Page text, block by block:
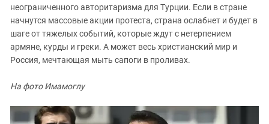
неограниченного авторитаризма для Турции. Если в стране
начнутся массовые акции протеста, страна ослабнет и будет в
шаге от тяжелых событий, которые ждут с нетерпением
армяне, курды и греки. А может весь христианский мир и
Россия, мечтающая мыть сапоги в проливах.
На фото Имамоглу